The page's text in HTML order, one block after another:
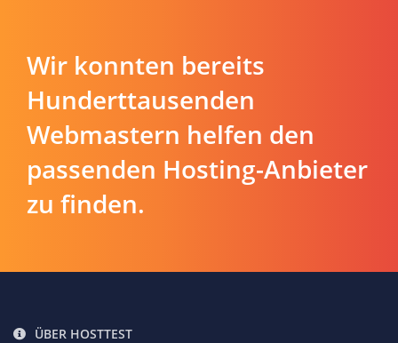
Wir konnten bereits
Hunderttausenden
Webmastern helfen den
passenden Hosting-Anbieter
zu finden.
ÜBER HOSTTEST